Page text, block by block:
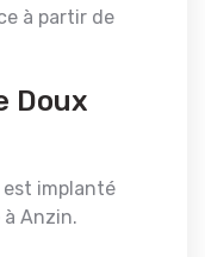
à partir de
Doux
est implanté
Anzin.